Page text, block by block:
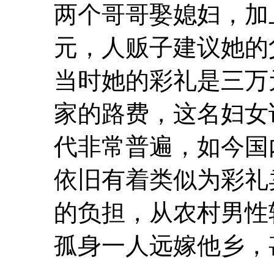
两个哥哥娶媳妇，
元，人贩子建议她
当时她的彩礼是三
家的路费，这名妇
代非常普遍，如今
依旧有着类似为彩
的负担，从农村男
孤身一人远嫁他乡